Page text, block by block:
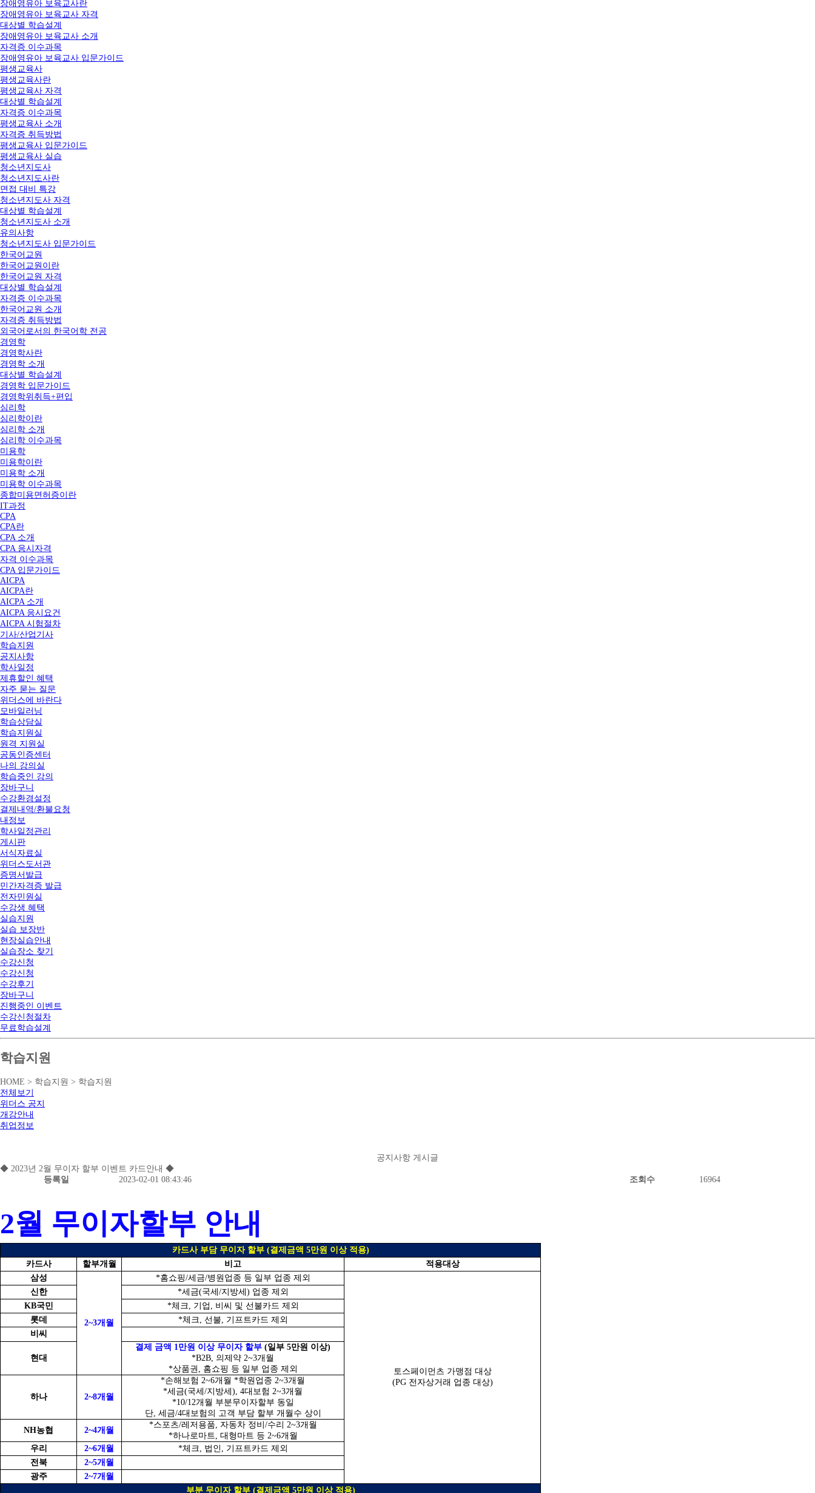
장애영유아 보육교사란
장애영유아 보육교사 자격
대상별 학습설계
장애영유아 보육교사 소개
자격증 이수과목
장애영유아 보육교사 입문가이드
평생교육사
평생교육사란
평생교육사 자격
대상별 학습설계
자격증 이수과목
평생교육사 소개
자격증 취득방법
평생교육사 입문가이드
평생교육사 실습
청소년지도사
청소년지도사란
면접 대비 특강
청소년지도사 자격
대상별 학습설계
청소년지도사 소개
유의사항
청소년지도사 입문가이드
한국어교원
한국어교원이란
한국어교원 자격
대상별 학습설계
자격증 이수과목
한국어교원 소개
자격증 취득방법
외국어로서의 한국어학 전공
경영학
경영학사란
경영학 소개
대상별 학습설계
경영학 입문가이드
경영학위취득+편입
심리학
심리학이란
심리학 소개
심리학 이수과목
미용학
미용학이란
미용학 소개
미용학 이수과목
종합미용면허증이란
IT과정
CPA
CPA란
CPA 소개
CPA 응시자격
자격 이수과목
CPA 입문가이드
AICPA
AICPA란
AICPA 소개
AICPA 응시요건
AICPA 시험절차
기사/산업기사
학습지원
공지사항
학사일정
제휴할인 혜택
자주 묻는 질문
위더스에 바란다
모바일러닝
학습상담실
학습지원실
원격 지원실
공동인증센터
나의 강의실
학습중인 강의
장바구니
수강환경설정
결제내역/환불요청
내정보
학사일정관리
게시판
서식자료실
위더스도서관
증명서발급
민간자격증 발급
전자민원실
수강생 혜택
실습지원
실습 보장반
현장실습안내
실습장소 찾기
수강신청
수강신청
수강후기
장바구니
진행중인 이벤트
수강신청절차
무료학습설계
학습지원
HOME > 학습지원 > 학습지원
전체보기
위더스 공지
개강안내
취업정보
공지사항 게시글
◆ 2023년 2월 무이자 할부 이벤트 카드안내 ◆
등록일
2023-02-01 08:43:46 조회수 16964
2월 무이자할부 안내
카드사 부담 무이자 할부 (결제금액 5만원 이상 적용)
카드사
할부개월 비고
적용대상
삼성
2~3개월
*홈쇼핑/세금/병원업종 등 일부 업종 제외
토스페이먼츠 가맹점 대상
(PG 전자상거래 업종 대상)
신한
*세금(국세/지방세) 업종 제외
KB국민
*체크, 기업, 비씨 및 선불카드 제외
롯데
*체크, 선불, 기프트카드 제외
비씨
현대
결제 금액 1만원 이상 무이자 할부 (일부 5만원 이상)
*B2B, 의제약 2~3개월
*상품권, 홈쇼핑 등 일부 업종 제외
하나 2~8개월
*손해보험 2~6개월 *학원업종 2~3개월
*세금(국세/지방세), 4대보험 2~3개월
*10/12개월 부분무이자할부 동일
단, 세금/4대보험의 고객 부담 할부 개월수 상이
NH농협
2~4개월
*스포츠/레저용품, 자동차 정비/수리 2~3개월
*하나로마트, 대형마트 등 2~6개월
우리
2~6개월
*체크, 법인, 기프트카드 제외
전북
2~5개월
광주
2~7개월
부분 무이자 할부 (결제금액 5만원 이상 적용)